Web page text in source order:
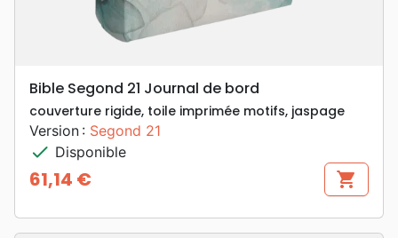
Bible Segond 21 Journal de bord
couverture rigide, toile imprimée motifs, jaspage
Version : Segond 21
check Disponible
Prix
61,14 € shopping_cart